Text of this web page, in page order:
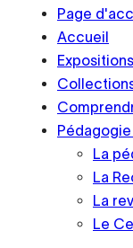
Page
Accueil
Expositions
La
La
La
Le